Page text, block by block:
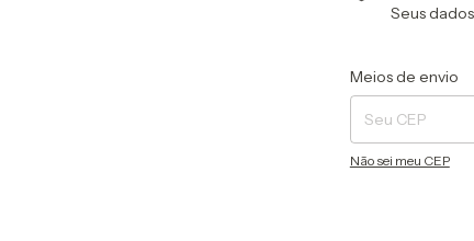
Seus
Entregas para o CEP:
Meios de envio
Não sei meu CEP